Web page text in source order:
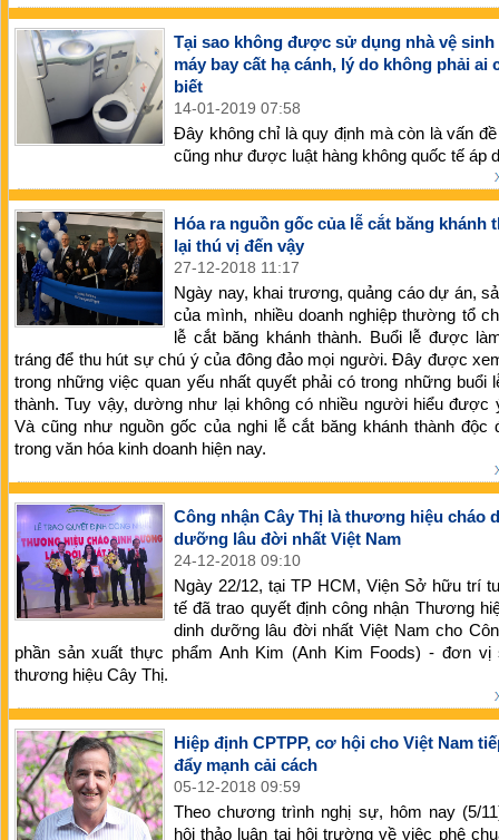
Tại sao không được sử dụng nhà vệ sinh
máy bay cất hạ cánh, lý do không phải ai
biết
14-01-2019 07:58
Đây không chỉ là quy định mà còn là vấn
cũng như được luật hàng không quốc tế áp
Hóa ra nguồn gốc của lễ cắt băng khánh
lại thú vị đến vậy
27-12-2018 11:17
Ngày nay, khai trương, quảng cáo dự án,
của mình, nhiều doanh nghiệp thường tổ
lễ cắt băng khánh thành. Buổi lễ được
tráng để thu hút sự chú ý của đông đảo mọi người. Đây được
trong những việc quan yếu nhất quyết phải có trong những buổi
thành. Tuy vậy, dường như lại không có nhiều người hiểu được
Và cũng như nguồn gốc của nghi lễ cắt băng khánh thành độc
trong văn hóa kinh doanh hiện nay.
Công nhận Cây Thị là thương hiệu cháo
dưỡng lâu đời nhất Việt Nam
24-12-2018 09:10
Ngày 22/12, tại TP HCM, Viện Sở hữu trí
tế đã trao quyết định công nhận Thương
dinh dưỡng lâu đời nhất Việt Nam cho
phần sản xuất thực phẩm Anh Kim (Anh Kim Foods) - đơn
thương hiệu Cây Thị.
Hiệp định CPTPP, cơ hội cho Việt Nam
đẩy mạnh cải cách
05-12-2018 09:59
Theo chương trình nghị sự, hôm nay (5/
hội thảo luận tại hội trường về việc phê